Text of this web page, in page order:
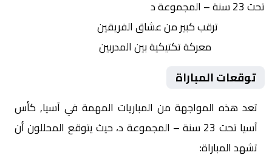
تحت 23 سنة – المجموعة د
ترقب كبير من عشاق الفريقين
معركة تكتيكية بين المدربين
توقعات المباراة
تعد هذه المواجهة من المباريات المهمة في آسيا, كأس
آسيا تحت 23 سنة – المجموعة د، حيث يتوقع المحللون أن
تشهد المباراة: